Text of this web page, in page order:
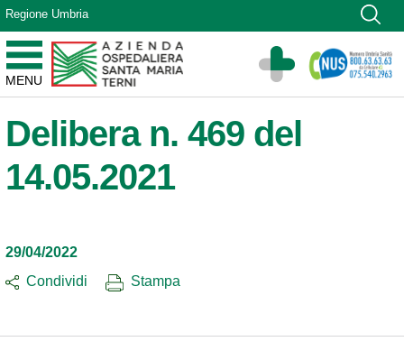
Vai ai contenuti
Vai al menu di navigazione
Vai al footer
Regione Umbria
MENU
Azienda Ospedaliera Santa Maria di Terni
Sito Istituzionale
Delibera n. 469 del
14.05.2021
29/04/2022
Condividi
Stampa